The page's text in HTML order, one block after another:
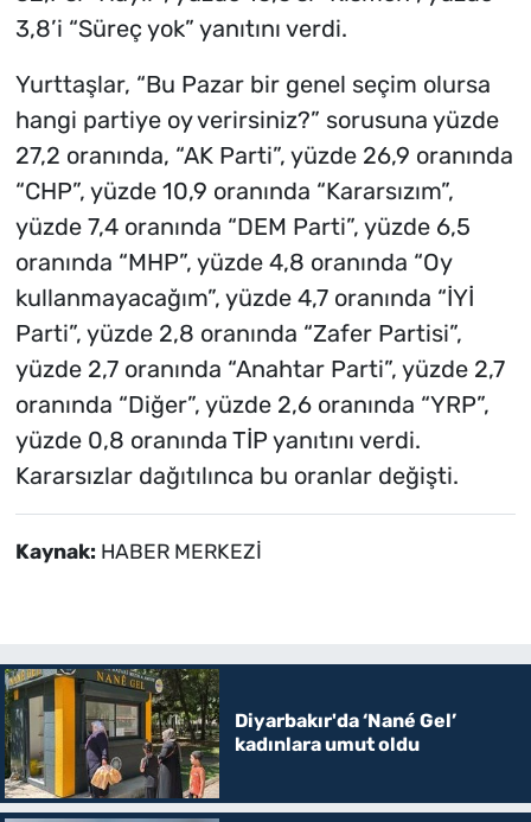
3,8’i “Süreç yok” yanıtını verdi.
Yurttaşlar, “Bu Pazar bir genel seçim olursa
hangi partiye oy verirsiniz?” sorusuna yüzde
27,2 oranında, “AK Parti”, yüzde 26,9 oranında
“CHP”, yüzde 10,9 oranında “Kararsızım”,
yüzde 7,4 oranında “DEM Parti”, yüzde 6,5
oranında “MHP”, yüzde 4,8 oranında “Oy
kullanmayacağım”, yüzde 4,7 oranında “İYİ
Parti”, yüzde 2,8 oranında “Zafer Partisi”,
yüzde 2,7 oranında “Anahtar Parti”, yüzde 2,7
oranında “Diğer”, yüzde 2,6 oranında “YRP”,
yüzde 0,8 oranında TİP yanıtını verdi.
Kararsızlar dağıtılınca bu oranlar değişti.
Kaynak: HABER MERKEZİ
Diyarbakır'da ‘Nané Gel’
kadınlara umut oldu